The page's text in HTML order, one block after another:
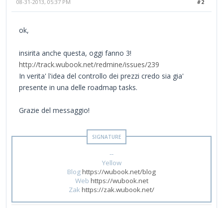
#2
08-31-2013, 05:37 PM
ok,
insirita anche questa, oggi fanno 3!
http://track.wubook.net/redmine/issues/239
In verita' l'idea del controllo dei prezzi credo sia gia'
presente in una delle roadmap tasks.
Grazie del messaggio!
--
Yellow
Bloghttps://wubook.net/blog
Web https://wubook.net
Zakhttps://zak.wubook.net/